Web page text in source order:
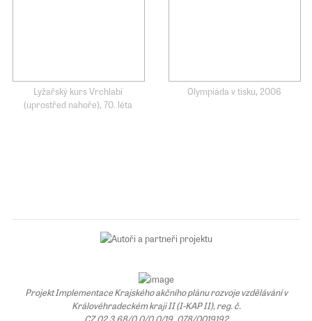
Lyžařský kurs Vrchlabí
(uprostřed nahoře), 70. léta
Olympiáda v tisku, 2006
Projekt Implementace Krajského akčního plánu rozvoje vzdělávání v
Královéhradeckém kraji II (I-KAP II), reg. č.